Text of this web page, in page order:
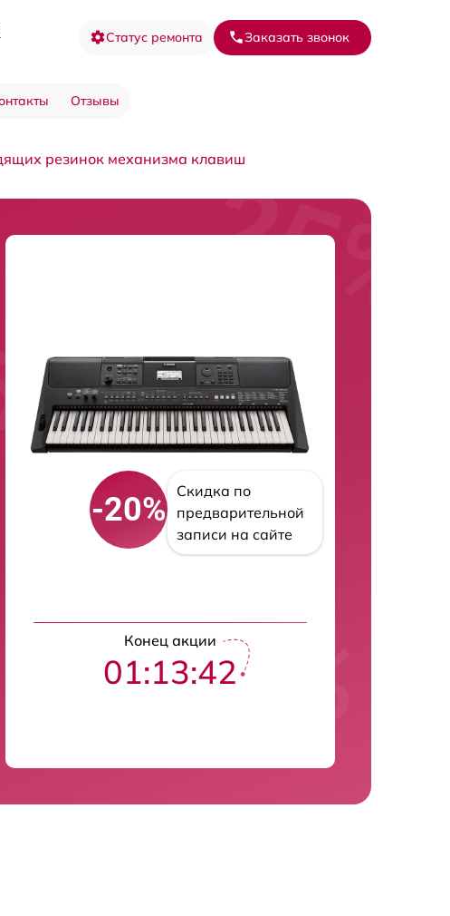
Статус ремонта Заказать звонок
Отзывы
резинок механизма клавиш
-20%
Скидка по
предварительной
записи на сайте
Конец акции
01:13:41